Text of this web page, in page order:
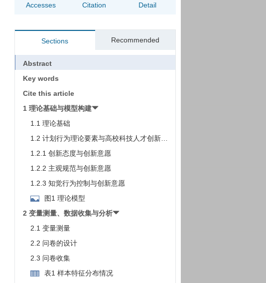
Accesses Citation Detail
Sections Recommended
Abstract
Key words
Cite this article
1 理论基础与模型构建
1.1 理论基础
1.2 计划行为理论要素与高校科技人才创新意
1.2.1 创新态度与创新意愿
1.2.2 主观规范与创新意愿
1.2.3 知觉行为控制与创新意愿
图1 理论模型
2 变量测量、数据收集与分析
2.1 变量测量
2.2 问卷的设计
2.3 问卷收集
表1 样本特征分布情况